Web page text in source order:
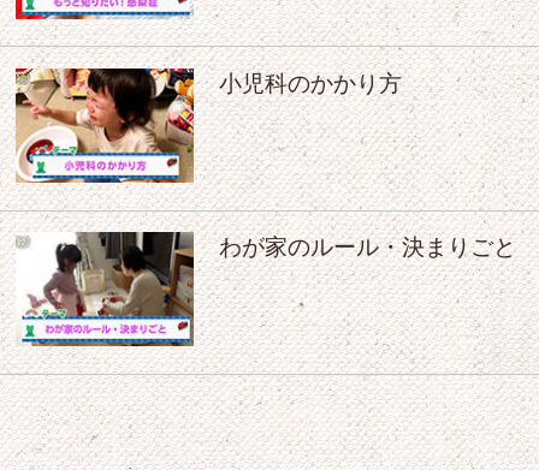
小児科のかかり方
わが家のルール・決まりごと